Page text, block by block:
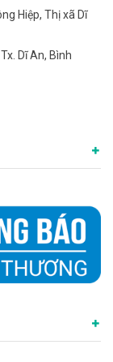
Hiệp, Thị xã Dĩ
Dĩ An, Bình